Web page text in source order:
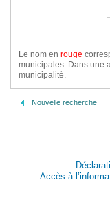
Le nom en rouge
municipales. Dans une
municipalité.
Nouvelle recherche
Accès à